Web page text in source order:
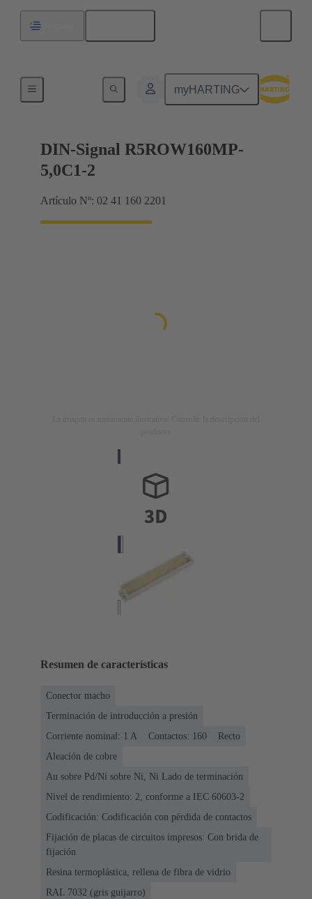
myHARTING
DIN-Signal R5ROW160MP-
5,0C1-2
Artículo Nº: 02 41 160 2201
Resumen de características
Conector macho
Terminación de introducción a presión
Corriente nominal: ‌1 A
Contactos: 160
Recto
Aleación de cobre
Au sobre Pd/Ni sobre Ni, Ni Lado de terminación
Nivel de rendimiento: 2, conforme a IEC 60603-2
Codificación: Codificación con pérdida de contactos
Fijación de placas de circuitos impresos: Con brida de
fijación
Resina termoplástica, rellena de fibra de vidrio
RAL 7032 (gris guijarro)